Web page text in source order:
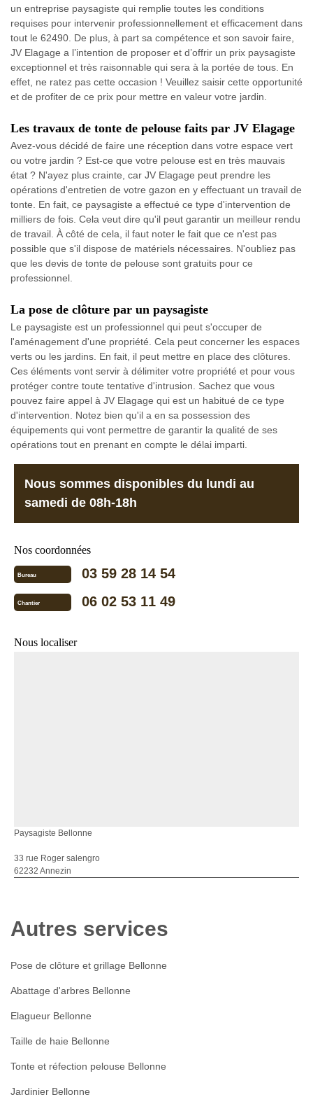
un entreprise paysagiste qui remplie toutes les conditions
requises pour intervenir professionnellement et efficacement dans
tout le 62490. De plus, à part sa compétence et son savoir faire,
JV Elagage a l’intention de proposer et d’offrir un prix paysagiste
exceptionnel et très raisonnable qui sera à la portée de tous. En
effet, ne ratez pas cette occasion ! Veuillez saisir cette opportunité
et de profiter de ce prix pour mettre en valeur votre jardin.
Les travaux de tonte de pelouse faits par JV Elagage
Avez-vous décidé de faire une réception dans votre espace vert
ou votre jardin ? Est-ce que votre pelouse est en très mauvais
état ? N'ayez plus crainte, car JV Elagage peut prendre les
opérations d'entretien de votre gazon en y effectuant un travail de
tonte. En fait, ce paysagiste a effectué ce type d'intervention de
milliers de fois. Cela veut dire qu'il peut garantir un meilleur rendu
de travail. À côté de cela, il faut noter le fait que ce n'est pas
possible que s'il dispose de matériels nécessaires. N'oubliez pas
que les devis de tonte de pelouse sont gratuits pour ce
professionnel.
La pose de clôture par un paysagiste
Le paysagiste est un professionnel qui peut s'occuper de
l'aménagement d'une propriété. Cela peut concerner les espaces
verts ou les jardins. En fait, il peut mettre en place des clôtures.
Ces éléments vont servir à délimiter votre propriété et pour vous
protéger contre toute tentative d'intrusion. Sachez que vous
pouvez faire appel à JV Elagage qui est un habitué de ce type
d'intervention. Notez bien qu'il a en sa possession des
équipements qui vont permettre de garantir la qualité de ses
opérations tout en prenant en compte le délai imparti.
Nous sommes disponibles du lundi au
samedi de 08h-18h
Nos coordonnées
Bureau 03 59 28 14 54
Chantier 06 02 53 11 49
Nous localiser
Paysagiste Bellonne
33 rue Roger salengro
62232 Annezin
Autres services
Pose de clôture et grillage Bellonne
Abattage d'arbres Bellonne
Elagueur Bellonne
Taille de haie Bellonne
Tonte et réfection pelouse Bellonne
Jardinier Bellonne